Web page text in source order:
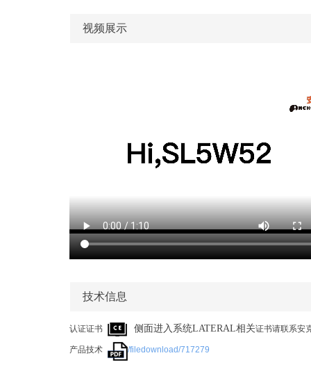
视频展示
技术信息
认证证书 侧面进入系统LATERAL相关证书请联系安
产品技术 /filedownload/717279